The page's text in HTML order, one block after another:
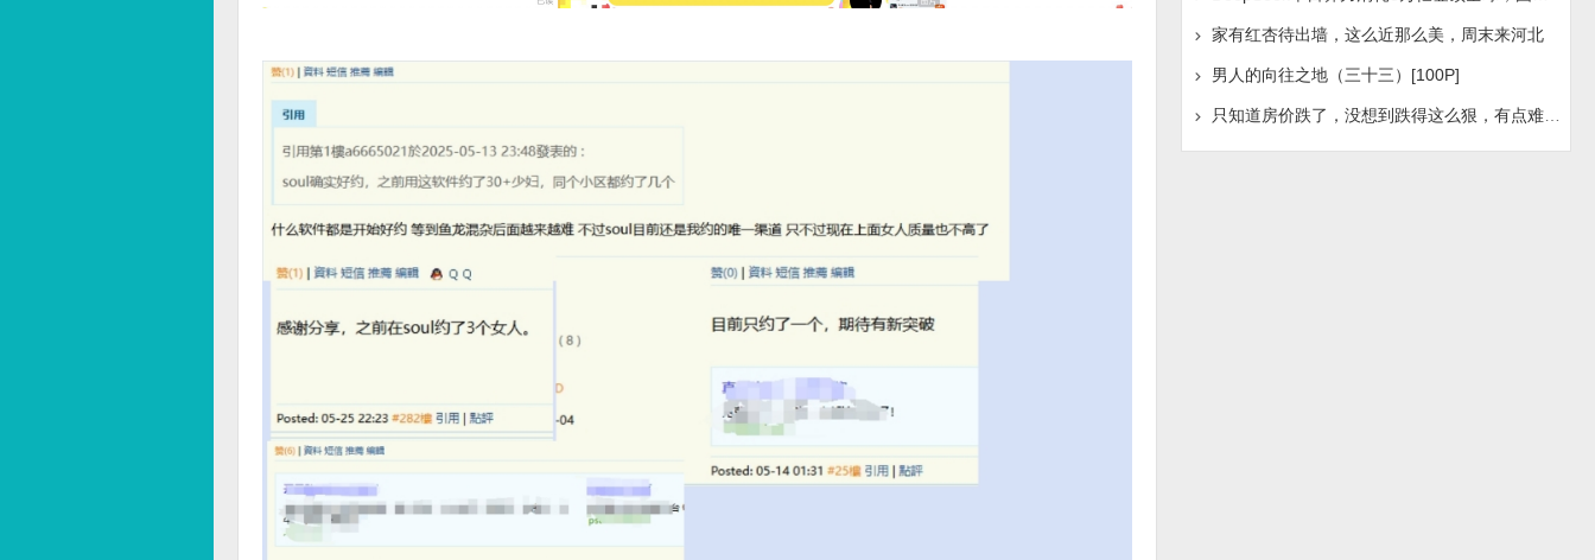
家有红杏待出墙，这么近那么美，周末来河北
男人的向往之地（三十三）[100P]
只知道房价跌了，没想到跌得这么狠，有点难受啊！